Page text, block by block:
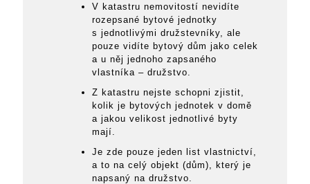
V katastru nemovitostí nevidíte
rozepsané bytové jednotky
s jednotlivými družstevníky, ale
pouze vidíte bytový dům jako celek
a u něj jednoho zapsaného
vlastníka – družstvo.
Z katastru nejste schopni zjistit,
kolik je bytových jednotek v domě
a jakou velikost jednotlivé byty
mají.
Je zde pouze jeden list vlastnictví,
a to na celý objekt (dům), který je
napsaný na družstvo.